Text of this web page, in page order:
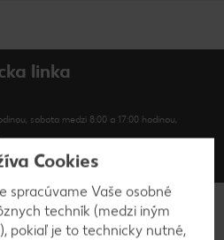
linka
sobota medzi 8:00 a 17:00 hodinou,
Cookies
spracúvame Vaše osobné
techník (medzi iným
pokiaľ je to technicky nutné,